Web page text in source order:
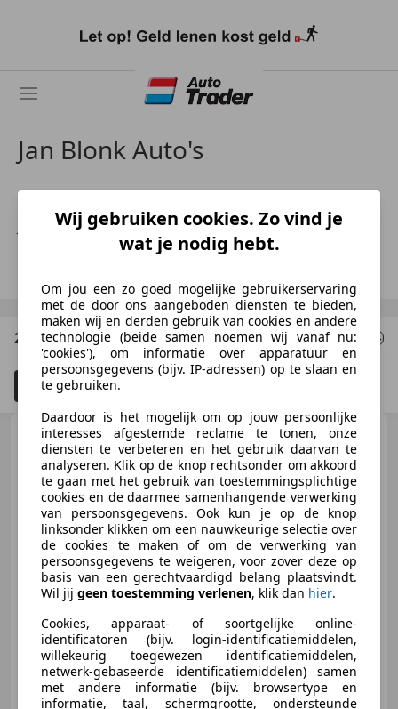
naar
Jan Blonk Auto's
J.J. Blonk
2 Resultatenvoor uw zoekopdracht
Filteren 4
Yamaha MT-09Tour ABS
119PK 2026 NEW UIT VOORRAAD
/ COMPLETE DO
€ 14.999 1
03/2026 21 km Benzine 89 kW (121 PK)
Jan Blonk Auto's
NL-2407 BE ALPHEN AAN DEN RIJN
Wij gebruiken cookies. Zo vind je
wat je nodig hebt.
Om jou een zo goed mogelijke gebruikerservaring
met de door ons aangeboden diensten te bieden,
maken wij en derden gebruik van cookies en andere
technologie (beide samen noemen wij vanaf nu:
'cookies'), om informatie over apparatuur en
persoonsgegevens (bijv. IP-adressen) op te slaan en
te gebruiken.
Daardoor is het mogelijk om op jouw persoonlijke
interesses afgestemde reclame te tonen, onze
diensten te verbeteren en het gebruik daarvan te
analyseren. Klik op de knop rechtsonder om akkoord
te gaan met het gebruik van toestemmingsplichtige
cookies en de daarmee samenhangende verwerking
van persoonsgegevens. Ook kun je op de knop
linksonder klikken om een nauwkeurige selectie over
de cookies te maken of om de verwerking van
persoonsgegevens te weigeren, voor zover deze op
basis van een gerechtvaardigd belang plaatsvindt.
Wil jij geen toestemming verlenen, klik dan hier.
Cookies, apparaat- of soortgelijke online-
identificatoren (bijv. login-identificatiemiddelen,
willekeurig toegewezen identificatiemiddelen,
netwerk-gebaseerde identificatiemiddelen) samen
met andere informatie (bijv. browsertype en
informatie, taal, schermgrootte, ondersteunde